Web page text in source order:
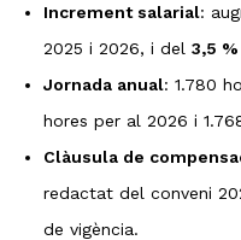
Increment salarial:
2025 i 2026, i del 3,5 %
Jornada anual: 1.780
hores per al 2026 i
Clàusula de
redactat del conveni
de vigència.